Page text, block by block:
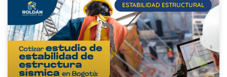
ESTABILIDAD ESTRUCTURAL